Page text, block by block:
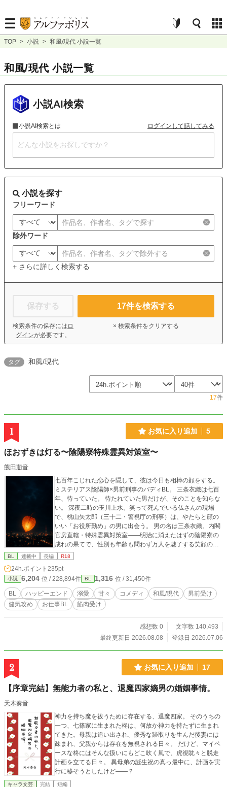
TOP > 小説 > 和風/現代 小説一覧
和風/現代 小説一覧
小説AI検索
小説AI検索とは ログインして話してみる
小説を探す
フリーワード
除外ワード
+ さらに詳しく検索する
保存する
検索条件の保存には ロ
グインが必要です。
17件を検索する
× 検索条件をクリアする
タグ 和風/現代
17件
1 お気に入り追加 5
ほおずきは灯る〜陰陽寮特殊霊異対策室〜
熊田萠音
七百年こじれた恋心を隠して、彼は今日も相棒の顔をする。
ミステリアス陰陽師×男前刑事のバディBL。 三条衣織は七百
年、待っていた。 待たれていた男だけが、そのことを知らな
い。 深夜二時の玉川上水。笑って死んでいる仏さんの現場
で、桃山矢太郎（三十二・警視庁の刑事）は、やたらと顔の
いい「お役所勤め」の男に出会う。 男の名は三条衣織。内閣
官房直轄・特殊霊異対策室——明治に消えたはずの陰陽寮の
成れの果てで、性別も年齢も問わず万人を魅了する笑顔の持
ち主。なのにその魅了が、矢太郎にだけ、なぜか効かない。
れ、この胡散くさい美形と相棒にされていた。水に呼ばれる
事件、フリマアプリの縁切り護符、真夜中の儀式。東京の底
でなにかが動き出している。事件現場に必ず転がっている、
季節外れの赤い実とともに。 衣織は勝手に合鍵で上がり込ん
で飯を作るし、距離は近いし、セクハラ発言も平常運転だ。
前を知っていた。なんでお前は、たまに泣きそうな顔で俺を
（刑事）のスロー甘、中盤以降に糖度高めの性描写あり。ハ
ッピーエンドです。全42話・完結済み、毎日更新。 ※ムーン
ています。
BL 連載中 長編 R18
24h.ポイント 235pt
小説 6,204 位 / 228,894件 BL 1,316 位 / 31,450件
BL ハッピーエンド 溺愛 甘々 コメディ 和風/現代
男前受け
健気攻め
お仕事BL 筋肉受け
感想数 0
文字数 140,493
最終更新日 2026.08.08
登録日 2026.07.06
2 お気に入り追加 17
【序章完結】無能力者の私と、退魔四家嫡男の婚姻事情。
天木奏音
神力を持ち魔を祓うために存在する、退魔四家。 そのうちの
一つ、七篠家に生まれた柊は、何故か神力を持たずに生まれ
てきた。母親は追い出され、優秀な跡取りを生んだ後妻には
疎まれ、父親からは存在を無視される日々。 だけど、マイペ
ースな柊にはそんな扱いにもどこ吹く風で、虎視眈々と脱走
計画を立てる日々。 異母弟の誕生祝の真っ最中に、計画を実
行に移そうとしたけど――？
キャラ文芸 完結 短編